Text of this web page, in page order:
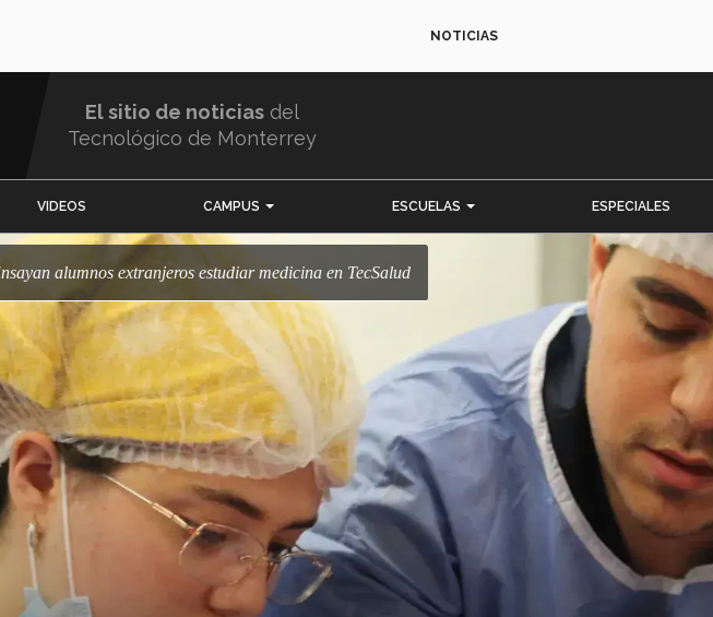
NOTICIAS
El sitio de noticias del
Tecnológico de Monterrey
VIDEOS CAMPUS ESCUELAS ESPECIALES
Ensayan alumnos extranjeros estudiar medicina en TecSalud